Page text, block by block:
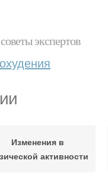
экспертов
Изменения в
активности